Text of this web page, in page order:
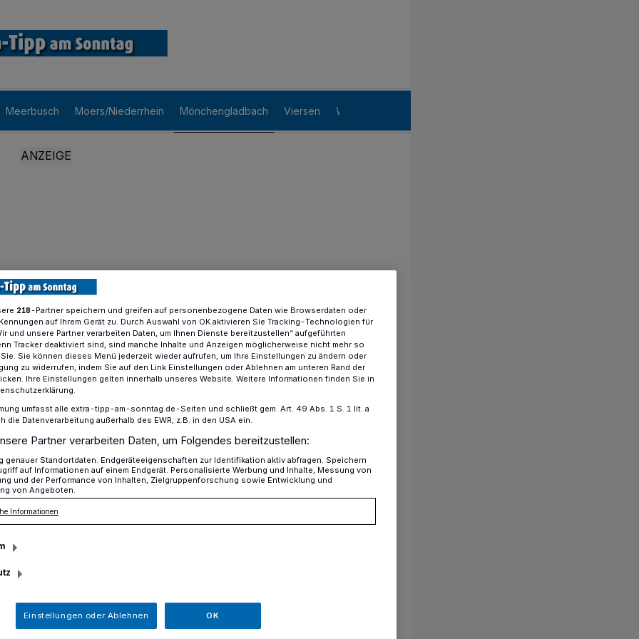
Meerbusch Moers/Niederrhein Mönchengladbach Viersen Willich
Rock & Pop Preis für Hot Rod Devils
& Pop Preis für
Rockabilly-Band Hot Rod Devils aus
Rock & Pop Preis den Preis in der
Rockabilly Band“ gewonnen.
218-Partner speichern und greifen auf personenbezogene Daten wie Browserdaten oder
auf Ihrem Gerät zu. Durch Auswahl von OK aktivieren Sie Tracking-Technologien für
und unsere Partner verarbeiten Daten, um Ihnen Dienste bereitzustellen“ aufgeführten
Tracker deaktiviert sind, sind manche Inhalte und Anzeigen möglicherweise nicht mehr so
Sie können dieses Menü jederzeit wieder aufrufen, um Ihre Einstellungen zu ändern oder
zu widerrufen, indem Sie auf den Link Einstellungen oder Ablehnen am unteren Rand der
Ihre Einstellungen gelten innerhalb unseres Website. Weitere Informationen finden Sie in
umfasst alle extra-tipp-am-sonntag.de-Seiten und schließt gem. Art. 49 Abs. 1 S. 1 lit. a
die Datenverarbeitung außerhalb des EWR, z.B. in den USA ein.
Partner verarbeiten Daten, um Folgendes bereitzustellen:
genauer Standortdaten. Endgeräteeigenschaften zur Identifikation aktiv abfragen. Speichern
auf Informationen auf einem Endgerät. Personalisierte Werbung und Inhalte, Messung von
und der Performance von Inhalten, Zielgruppenforschung sowie Entwicklung und
von Angeboten.
Informationen
Einstellungen oder Ablehnen OK